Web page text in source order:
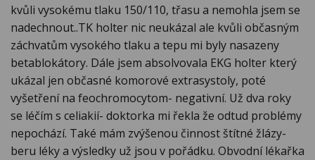
kvůli vysokému tlaku 150/110, třasu a nemohla jsem se
nadechnout..TK holter nic neukázal ale kvůli občasným
záchvatům vysokého tlaku a tepu mi byly nasazeny
betablokátory. Dále jsem absolvovala EKG holter který
ukázal jen občasné komorové extrasystoly, poté
vyšetření na feochromocytom- negativní. Už dva roky
se léčím s celiakií- doktorka mi řekla že odtud problémy
nepochází. Také mám zvýšenou činnost štítné žlázy-
beru léky a výsledky už jsou v pořádku. Obvodní lékařka